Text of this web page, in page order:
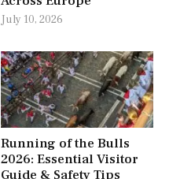
July 10, 2026
Running of the Bulls
2026: Essential Visitor
Guide & Safety Tips